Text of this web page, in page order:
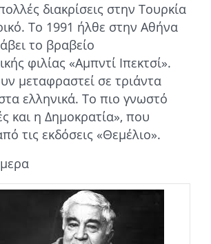
διακρίσεις στην Τουρκία
Το 1991 ήλθε στην Αθήνα
το βραβείο
φιλίας «Αμπντί Ιπεκτσί».
μεταφραστεί σε τριάντα
ελληνικά. Το πιο γνωστό
και η Δημοκρατία», που
τις εκδόσεις «Θεμέλιο».